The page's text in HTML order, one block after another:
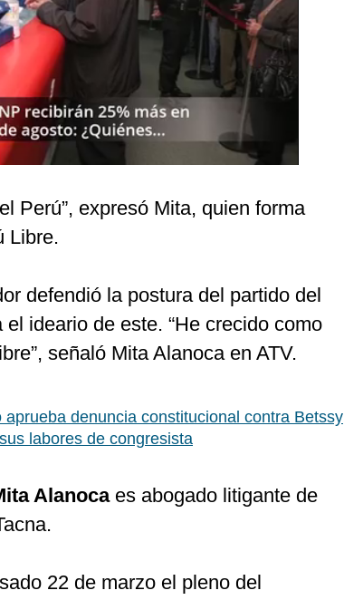
Perú”, expresó Mita, quien forma
Libre.
defendió la postura del partido del
ideario de este. “He crecido como
señaló Mita Alanoca en ATV.
aprueba denuncia constitucional contra Betssy
labores de congresista
Alanocaes abogado litigante de
22 de marzo el pleno del